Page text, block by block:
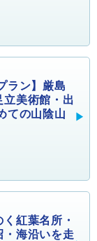
ラン】厳島
立美術館・出
ての山陰山
く紅葉名所・
・海沿いを走